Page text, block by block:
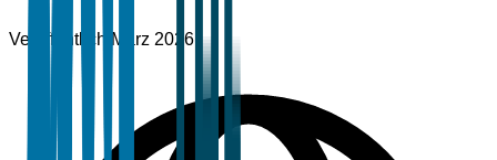
Veröffentlicht März 2026